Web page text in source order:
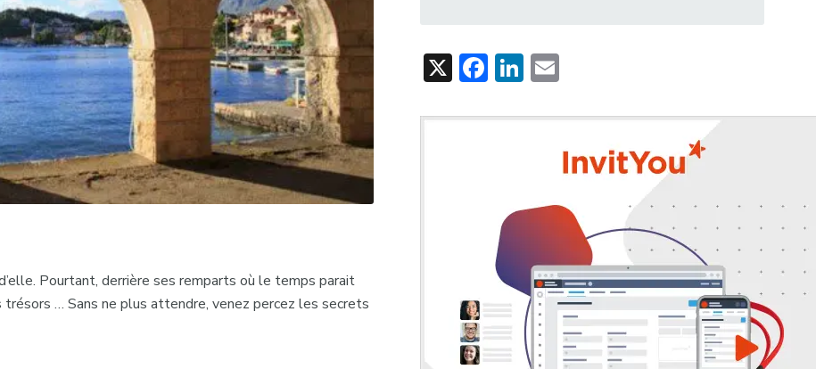
Pourtant, derrière ses remparts où le temps parait
… Sans ne plus attendre, venez percez les secrets
X Facebook
LinkedIn
Email